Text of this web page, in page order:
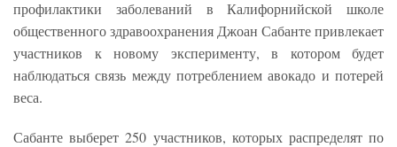
профилактики заболеваний в Калифорнийской школе
общественного здравоохранения Джоан Сабанте привлекает
участников к новому эксперименту, в котором будет
наблюдаться связь между потреблением авокадо и потерей
веса.
Сабанте выберет 250 участников, которых распределят по